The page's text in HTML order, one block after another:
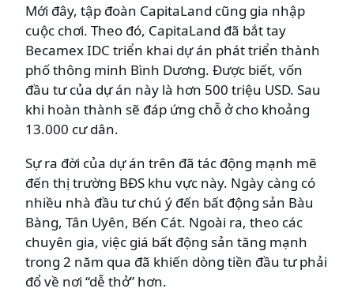
Mới đây, tập đoàn CapitaLand cũng gia nhập
cuộc chơi. Theo đó, CapitaLand đã bắt tay
Becamex IDC triển khai dự án phát triển thành
phố thông minh Bình Dương. Được biết, vốn
đầu tư của dự án này là hơn 500 triệu USD. Sau
khi hoàn thành sẽ đáp ứng chỗ ở cho khoảng
13.000 cư dân.
Sự ra đời của dự án trên đã tác động mạnh mẽ
đến thị trường BĐS khu vực này. Ngày càng có
nhiều nhà đầu tư chú ý đến bất động sản Bàu
Bàng, Tân Uyên, Bến Cát. Ngoài ra, theo các
chuyên gia, việc giá bất động sản tăng mạnh
trong 2 năm qua đã khiến dòng tiền đầu tư phải
đổ về nơi “dễ thở” hơn.